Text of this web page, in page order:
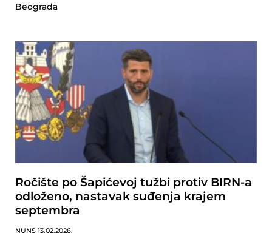
Beograda
Ročište po Šapićevoj tužbi protiv BIRN-a
odloženo, nastavak suđenja krajem
septembra
NUNS 13.02.2026.